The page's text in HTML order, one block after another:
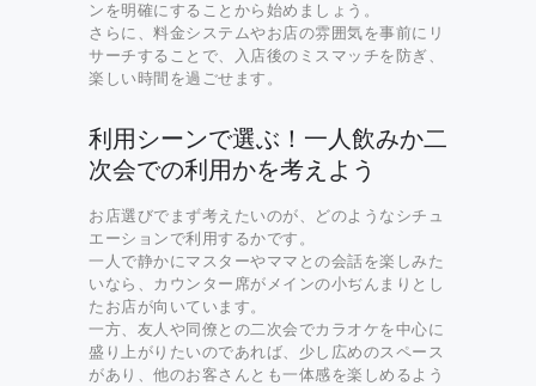
ンを明確にすることから始めましょう。
さらに、料金システムやお店の雰囲気を事前にリ
サーチすることで、入店後のミスマッチを防ぎ、
楽しい時間を過ごせます。
利用シーンで選ぶ！一人飲みか二
次会での利用かを考えよう
お店選びでまず考えたいのが、どのようなシチュ
エーションで利用するかです。
一人で静かにマスターやママとの会話を楽しみた
いなら、カウンター席がメインの小ぢんまりとし
たお店が向いています。
一方、友人や同僚との二次会でカラオケを中心に
盛り上がりたいのであれば、少し広めのスペース
があり、他のお客さんとも一体感を楽しめるよう